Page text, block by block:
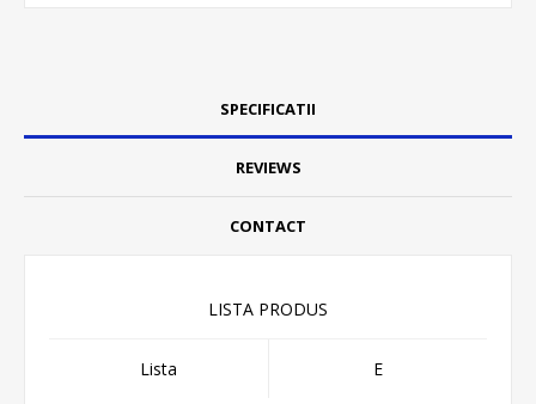
SPECIFICATII
REVIEWS
CONTACT
LISTA PRODUS
Lista E